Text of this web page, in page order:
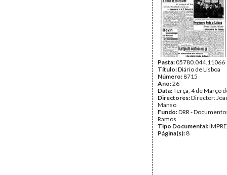
Pasta:05780.044.11066
Título:Diário de Lisboa
Número: 8715
Ano:26
Data:Terça, 4 de Março
Directores:Director:
Manso
Fundo:DRR -
Ramos
Tipo Documental:
Página(s): 8